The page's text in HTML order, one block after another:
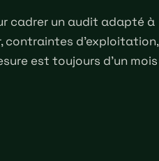
cadrer un audit adapté à
contraintes d'exploitation,
est toujours d'un mois